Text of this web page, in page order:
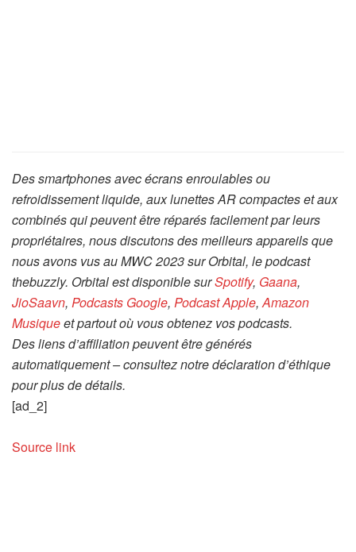
Des smartphones avec écrans enroulables ou
refroidissement liquide, aux lunettes AR compactes et aux
combinés qui peuvent être réparés facilement par leurs
propriétaires, nous discutons des meilleurs appareils que
nous avons vus au MWC 2023 sur Orbital, le podcast
thebuzzly. Orbital est disponible surSpotify, Gaana,
JioSaavn, Podcasts Google, Podcast Apple,Amazon
Musiqueet partout où vous obtenez vos podcasts.
Des liens d’affiliation peuvent être générés
automatiquement – consultez notre déclaration d’éthique
pour plus de détails.
[ad_2]
Source link